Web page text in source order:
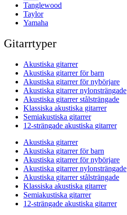
Tanglewood
Taylor
Yamaha
Gitarrtyper
Akustiska gitarrer
Akustiska gitarrer för barn
Akustiska gitarrer för nybörjare
Akustiska gitarrer nylonsträngade
Akustiska gitarrer stålsträngade
Klassiska akustiska gitarrer
Semiakustiska gitarrer
12-strängade akustiska gitarrer
Akustiska gitarrer
Akustiska gitarrer för barn
Akustiska gitarrer för nybörjare
Akustiska gitarrer nylonsträngade
Akustiska gitarrer stålsträngade
Klassiska akustiska gitarrer
Semiakustiska gitarrer
12-strängade akustiska gitarrer